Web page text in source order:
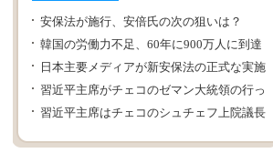
安保法が施行、安倍氏の次の狙いは？
韓国の労働力不足、60年に900万人に到達
か
日本主要メディアが新安保法の正式な実施
を糾弾
習近平主席がチェコのゼマン大統領の行っ
た歓迎式に出席
習近平主席はチェコのシュチェフ上院議長